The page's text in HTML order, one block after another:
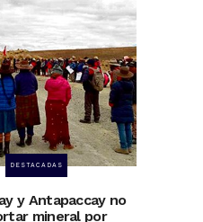
DESTACADAS
y Antapaccay no
mineral por